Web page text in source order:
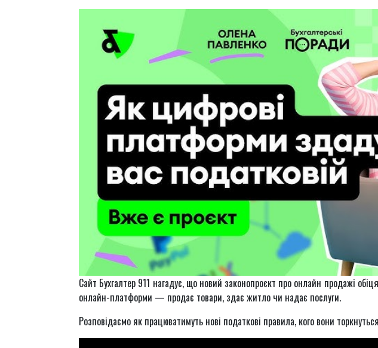
Сайт Бухгалтер 911 нагадує, що новий законопроєкт про онлайн продажі
онлайн-платформи — продає товари, здає житло чи надає послуги.
Розповідаємо як працюватимуть нові податкові правила, кого вони